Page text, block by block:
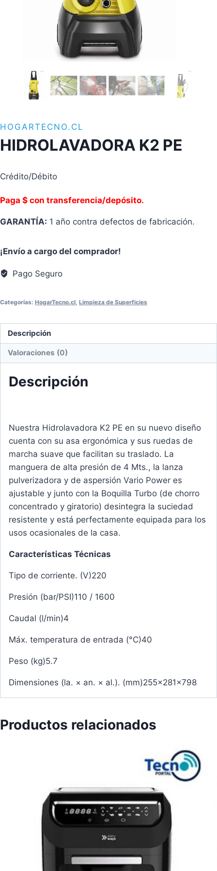
HOGARTECNO.CL
HIDROLAVADORA K2 PE
Crédito/Débito
Paga $ con transferencia/depósito.
GARANTÍA: 1 año contra defectos de fabricación.
¡Envío a cargo del comprador!
Pago Seguro
Categorías: HogarTecno.cl, Limpieza de Superficies
Descripción
Valoraciones (0)
Descripción
Nuestra Hidrolavadora K2 PE en su nuevo diseño
cuenta con su asa ergonómica y sus ruedas de
marcha suave que facilitan su traslado. La
manguera de alta presión de 4 Mts., la lanza
pulverizadora y de aspersión Vario Power es
ajustable y junto con la Boquilla Turbo (de chorro
concentrado y giratorio) desintegra la suciedad
resistente y está perfectamente equipada para los
usos ocasionales de la casa.
Características Técnicas
Tipo de corriente. (V)220
Presión (bar/PSI)110 / 1600
Caudal (l/min)4
Máx. temperatura de entrada (°C)40
Peso (kg)5.7
Dimensiones (la. × an. × al.). (mm)255x281x798
Productos relacionados